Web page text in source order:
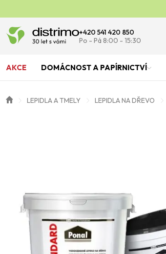
+420 541 420 850
Po - Pá 8:00 - 15:30
AKCE DOMÁCNOST A PAPÍRNICTVÍ
LEPIDLA A TMELY LEPIDLA NA DŘEVO